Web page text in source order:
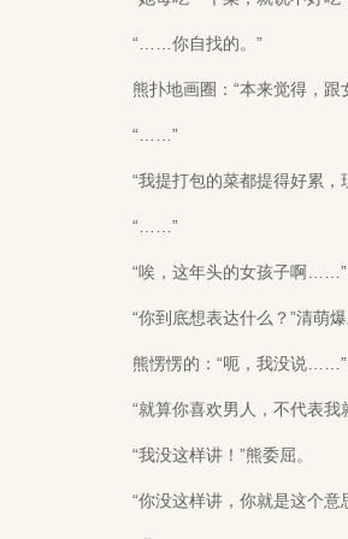
“……你自找的。”
熊扑地画圈：“本来觉得，跟
“……”
“我提打包的菜都提得好累，
“……”
“唉，这年头的女孩子啊……”
“你到底想表达什么？”清萌爆
熊愣愣的：“呃，我没说……”
“就算你喜欢男人，不代表我
“我没这样讲！”熊委屈。
“你没这样讲，你就是这个意